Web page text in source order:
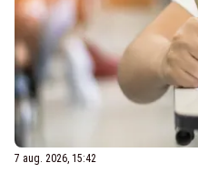
7 aug. 2026, 15:42